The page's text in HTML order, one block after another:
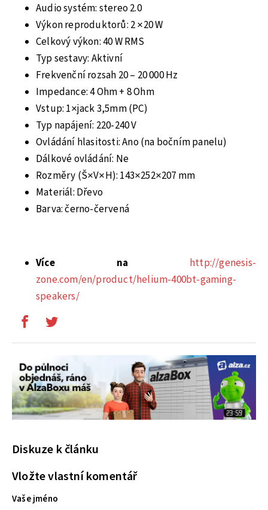
Audio systém: stereo 2.0
Výkon reproduktorů: 2 ×20 W
Celkový výkon: 40 W RMS
Typ sestavy: Aktivní
Frekvenční rozsah 20 – 20 000 Hz
Impedance: 4 Ohm + 8 Ohm
Vstup: 1×jack 3,5mm (PC)
Typ napájení: 220-240 V
Ovládání hlasitosti: Ano (na bočním panelu)
Dálkové ovládání: Ne
Rozměry (Š×V×H): 143×252×207 mm
Materiál: Dřevo
Barva: černo-červená
Více na http://genesis-
zone.com/en/product/helium-400bt-gaming-
speakers/
Diskuze k článku
Vložte vlastní komentář
Vaše jméno